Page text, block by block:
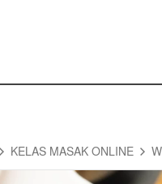
KELAS MASAK ONLINE